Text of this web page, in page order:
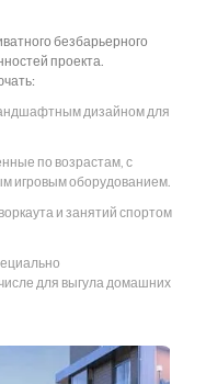
безбарьерного
проекта.
дизайном для
по возрастам, с
игровым оборудованием.
и занятий спортом
для выгула домашних